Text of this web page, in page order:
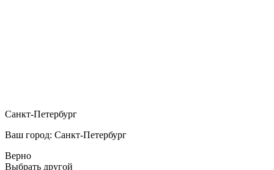
Санкт-Петербург
Ваш город: Санкт-Петербург
Верно
Выбрать другой